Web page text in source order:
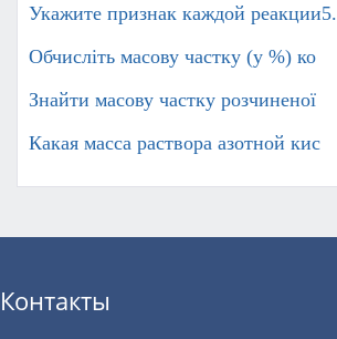
Укажите признак каждой реакции5.
Обчисліть масову частку (у %) ко
Знайти масову частку розчиненої
Какая масса раствора азотной кис
Контакты